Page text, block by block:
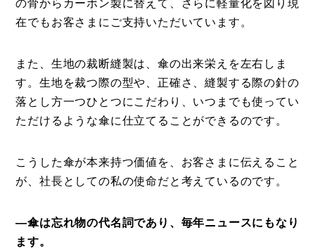
の骨からカーボン製に替えて、さらに軽量化を図り現
在でもお客さまにご支持いただいています。
また、生地の裁断縫製は、傘の出来栄えを左右しま
す。生地を裁つ際の型や、正確さ、縫製する際の針の
落とし方一つひとつにこだわり、いつまでも使ってい
ただけるような傘に仕立てることができるのです。
こうした傘が本来持つ価値を、お客さまに伝えること
が、社長としての私の使命だと考えているのです。
―傘は忘れ物の代名詞であり、毎年ニュースにもなり
ます。